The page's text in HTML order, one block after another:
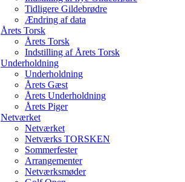
Tidligere Gildebrødre
Ændring af data
Årets Torsk
Årets Torsk
Indstilling af Årets Torsk
Underholdning
Underholdning
Årets Gæst
Årets Underholdning
Årets Piger
Netværket
Netværket
Netværks TORSKEN
Sommerfester
Arrangementer
Netværksmøder